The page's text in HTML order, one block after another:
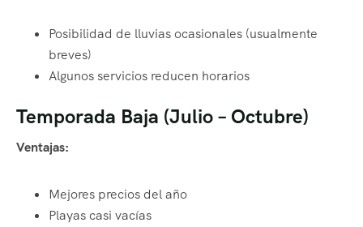
Posibilidad de lluvias ocasionales (usualmente
breves)
Algunos servicios reducen horarios
Temporada Baja (Julio – Octubre)
Ventajas:
Mejores precios del año
Playas casi vacías